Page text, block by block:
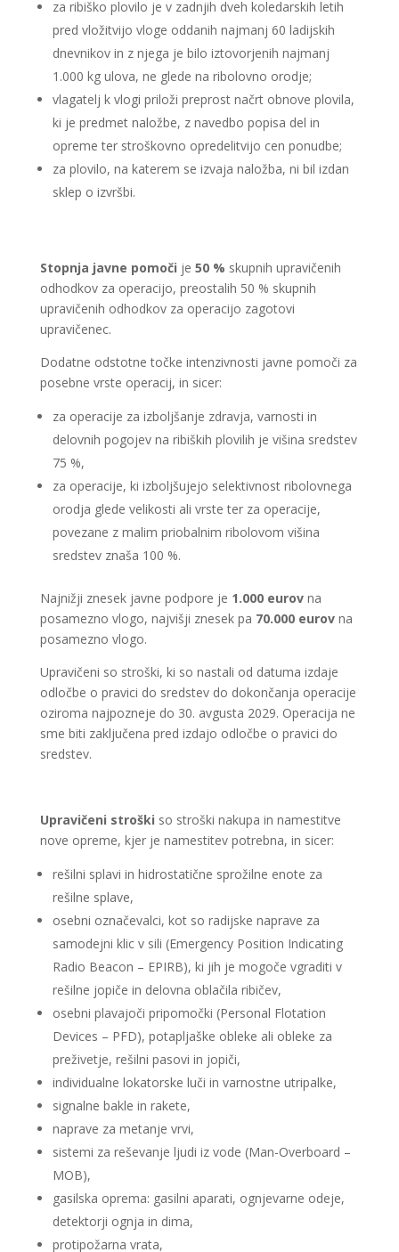
za ribiško plovilo je v zadnjih dveh koledarskih letih
pred vložitvijo vloge oddanih najmanj 60 ladijskih
dnevnikov in z njega je bilo iztovorjenih najmanj
1.000 kg ulova, ne glede na ribolovno orodje;
vlagatelj k vlogi priloži preprost načrt obnove plovila,
ki je predmet naložbe, z navedbo popisa del in
opreme ter stroškovno opredelitvijo cen ponudbe;
za plovilo, na katerem se izvaja naložba, ni bil izdan
sklep o izvršbi.
Stopnja javne pomoči je 50 % skupnih upravičenih
odhodkov za operacijo, preostalih 50 % skupnih
upravičenih odhodkov za operacijo zagotovi
upravičenec.
Dodatne odstotne točke intenzivnosti javne pomoči za
posebne vrste operacij, in sicer:
za operacije za izboljšanje zdravja, varnosti in
delovnih pogojev na ribiških plovilih je višina sredstev
75 %,
za operacije, ki izboljšujejo selektivnost ribolovnega
orodja glede velikosti ali vrste ter za operacije,
povezane z malim priobalnim ribolovom višina
sredstev znaša 100 %.
Najnižji znesek javne podpore je 1.000 eurovna
posamezno vlogo, najvišji znesek pa 70.000 eurovna
posamezno vlogo.
Upravičeni so stroški, ki so nastali od datuma izdaje
odločbe o pravici do sredstev do dokončanja operacije
oziroma najpozneje do 30. avgusta 2029. Operacija ne
sme biti zaključena pred izdajo odločbe o pravici do
sredstev.
Upravičeni stroški so stroški nakupa in namestitve
nove opreme, kjer je namestitev potrebna, in sicer:
rešilni splavi in hidrostatične sprožilne enote za
rešilne splave,
osebni označevalci, kot so radijske naprave za
samodejni klic v sili (Emergency Position Indicating
Radio Beacon – EPIRB), ki jih je mogoče vgraditi v
rešilne jopiče in delovna oblačila ribičev,
osebni plavajoči pripomočki (Personal Flotation
Devices – PFD), potapljaške obleke ali obleke za
preživetje, rešilni pasovi in jopiči,
individualne lokatorske luči in varnostne utripalke,
signalne bakle in rakete,
naprave za metanje vrvi,
sistemi za reševanje ljudi iz vode (Man-Overboard –
MOB),
gasilska oprema: gasilni aparati, ognjevarne odeje,
detektorji ognja in dima,
protipožarna vrata,